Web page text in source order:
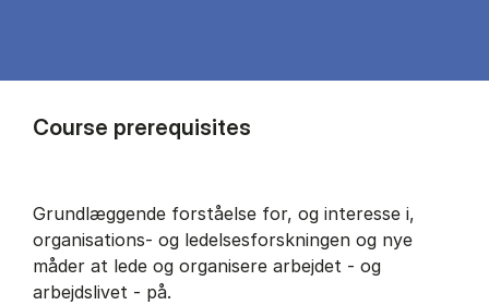
Course prerequisites
Grundlæggende forståelse for, og interesse i,
organisations- og ledelsesforskningen og nye
måder at lede og organisere arbejdet - og
arbejdslivet - på.